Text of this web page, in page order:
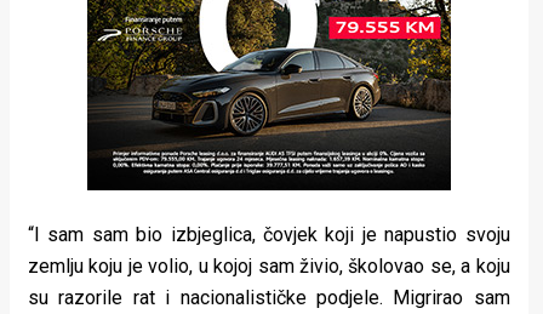
“I sam sam bio izbjeglica, čovjek koji je napustio svoju
zemlju koju je volio, u kojoj sam živio, školovao se, a koju
su razorile rat i nacionalističke podjele. Migrirao sam